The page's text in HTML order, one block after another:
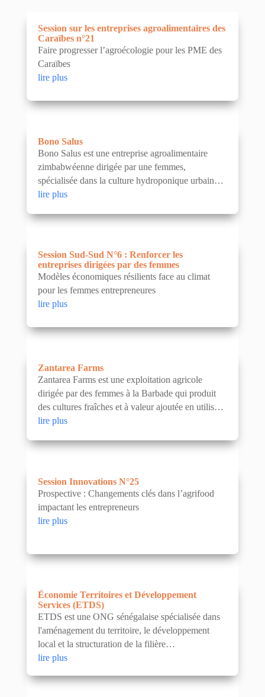
Session sur les entreprises agroalimentaires des
Caraïbes n°21
Faire progresser l’agroécologie pour les PME des
Caraïbes
lire plus
Bono Salus
Bono Salus est une entreprise agroalimentaire
zimbabwéenne dirigée par une femmes,
spécialisée dans la culture hydroponique urbaine
de micro-pousses.
lire plus
Session Sud-Sud N°6 : Renforcer les
entreprises dirigées par des femmes
Modèles économiques résilients face au climat
pour les femmes entrepreneures
lire plus
Zantarea Farms
Zantarea Farms est une exploitation agricole
dirigée par des femmes à la Barbade qui produit
des cultures fraîches et à valeur ajoutée en utilisant
des pratiques régénératrices et intelligentes face...
lire plus
Session Innovations N°25
Prospective : Changements clés dans l’agrifood
impactant les entrepreneurs
lire plus
Économie Territoires et Développement
Services (ETDS)
ETDS est une ONG sénégalaise spécialisée dans
l'aménagement du territoire, le développement
local et la structuration de la filière
agroalimentaire. The company was presented
lire plus